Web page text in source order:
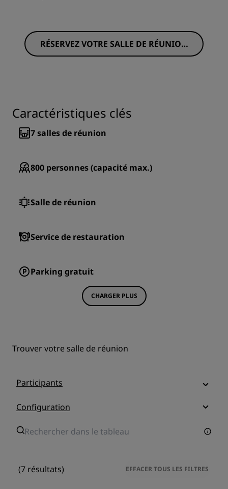
RÉSERVEZ VOTRE SALLE DE RÉUNION
DÈS MAINTENANT
Caractéristiques clés
7salles de réunion
800 personnes (capacité max.)
Salle de réunion
Service de restauration
Parking gratuit
CHARGER PLUS
Trouver votre salle de réunion
Participants
Configuration
(7 résultats) EFFACER TOUS LES FILTRES